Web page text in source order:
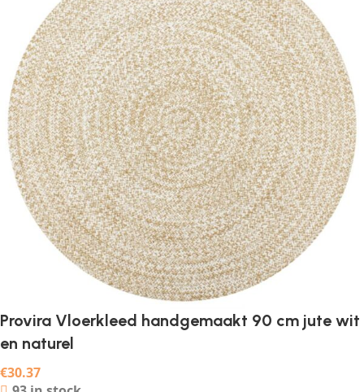
Provira Vloerkleed handgemaakt 90 cm jute wit
en naturel
€30.37